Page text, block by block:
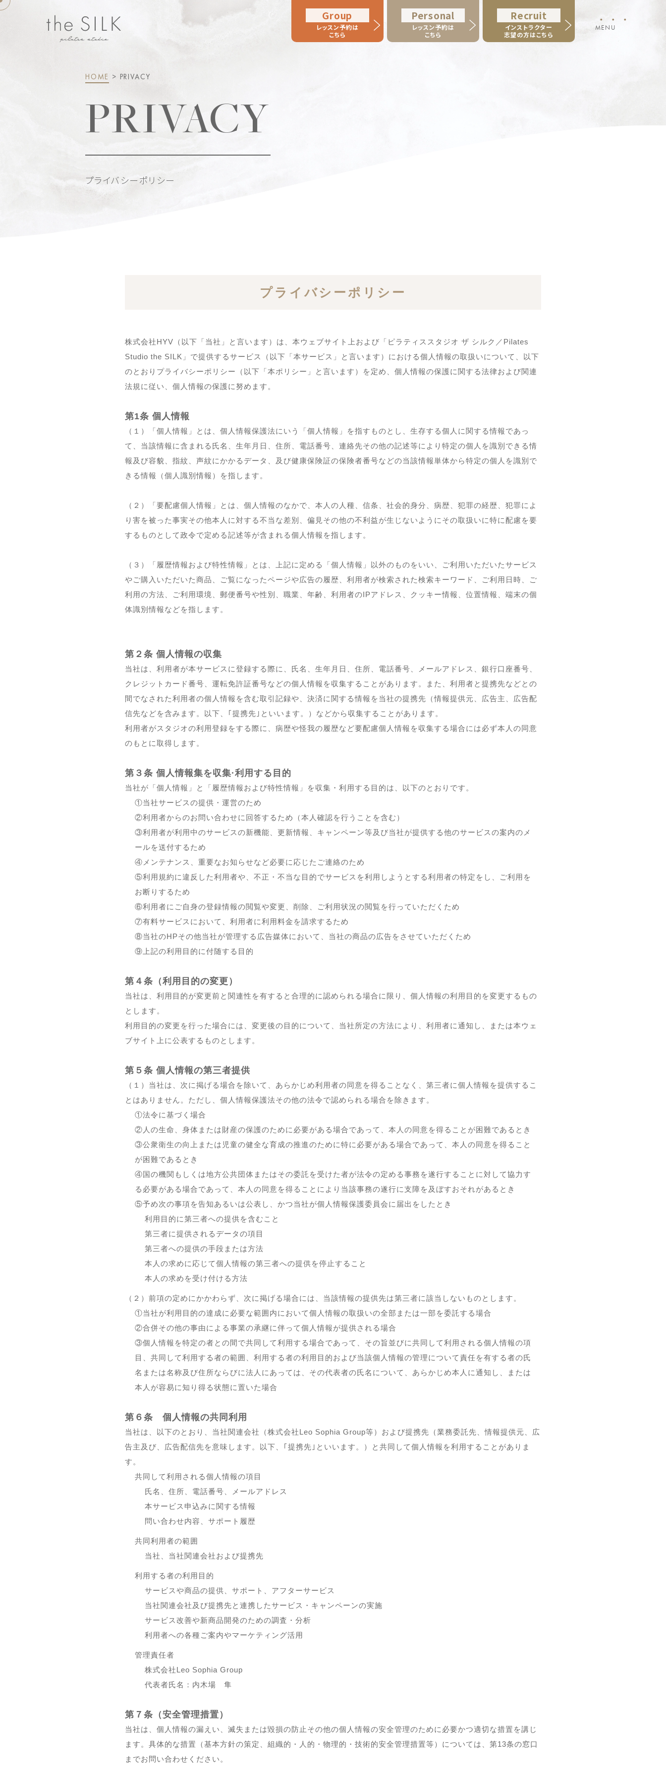
HOME > PRIVACY
PRIVACY
プライバシーポリシー
プライバシーポリシー
株式会社HYV（以下「当社」と言います）は、本ウェブサイト上および「ピラティススタジオ ザ シルク／Pilates
Studio the SILK」で提供するサービス（以下「本サービス」と言います）における個人情報の取扱いについて、以下
のとおりプライバシーポリシー（以下「本ポリシー」と言います）を定め、個人情報の保護に関する法律および関連
法規に従い、個人情報の保護に努めます。
第1条 個人情報
（１）「個人情報」とは、個人情報保護法にいう「個人情報」を指すものとし、生存する個人に関する情報であっ
て、当該情報に含まれる氏名、生年月日、住所、電話番号、連絡先その他の記述等により特定の個人を識別できる情
報及び容貌、指紋、声紋にかかるデータ、及び健康保険証の保険者番号などの当該情報単体から特定の個人を識別で
きる情報（個人識別情報）を指します。
（２）「要配慮個人情報」とは、個人情報のなかで、本人の人種、信条、社会的身分、病歴、犯罪の経歴、犯罪によ
り害を被った事実その他本人に対する不当な差別、偏見その他の不利益が生じないようにその取扱いに特に配慮を要
するものとして政令で定める記述等が含まれる個人情報を指します。
（３）「履歴情報および特性情報」とは、上記に定める「個人情報」以外のものをいい、ご利用いただいたサービス
やご購入いただいた商品、ご覧になったページや広告の履歴、利用者が検索された検索キーワード、ご利用日時、ご
利用の方法、ご利用環境、郵便番号や性別、職業、年齢、利用者のIPアドレス、クッキー情報、位置情報、端末の個
体識別情報などを指します。
第２条 個人情報の収集
当社は、利用者が本サービスに登録する際に、氏名、生年月日、住所、電話番号、メールアドレス、銀行口座番号、
クレジットカード番号、運転免許証番号などの個人情報を収集することがあります。また、利用者と提携先などとの
間でなされた利用者の個人情報を含む取引記録や、決済に関する情報を当社の提携先（情報提供元、広告主、広告配
信先などを含みます。以下、｢提携先｣といいます。）などから収集することがあります。
利用者がスタジオの利用登録をする際に、病歴や怪我の履歴など要配慮個人情報を収集する場合には必ず本人の同意
のもとに取得します。
第３条 個人情報集を収集·利用する目的
当社が「個人情報」と「履歴情報および特性情報」を収集・利用する目的は、以下のとおりです。
①当社サービスの提供・運営のため
②利用者からのお問い合わせに回答するため（本人確認を行うことを含む）
③利用者が利用中のサービスの新機能、更新情報、キャンペーン等及び当社が提供する他のサービスの案内のメ
ールを送付するため
④メンテナンス、重要なお知らせなど必要に応じたご連絡のため
⑤利用規約に違反した利用者や、不正・不当な目的でサービスを利用しようとする利用者の特定をし、ご利用を
お断りするため
⑥利用者にご自身の登録情報の閲覧や変更、削除、ご利用状況の閲覧を行っていただくため
⑦有料サービスにおいて、利用者に利用料金を請求するため
⑧当社のHPその他当社が管理する広告媒体において、当社の商品の広告をさせていただくため
⑨上記の利用目的に付随する目的
第４条（利用目的の変更）
当社は、利用目的が変更前と関連性を有すると合理的に認められる場合に限り、個人情報の利用目的を変更するもの
とします。
利用目的の変更を行った場合には、変更後の目的について、当社所定の方法により、利用者に通知し、または本ウェ
ブサイト上に公表するものとします。
第５条 個人情報の第三者提供
（１）当社は、次に掲げる場合を除いて、あらかじめ利用者の同意を得ることなく、第三者に個人情報を提供するこ
とはありません。ただし、個人情報保護法その他の法令で認められる場合を除きます。
①法令に基づく場合
②人の生命、身体または財産の保護のために必要がある場合であって、本人の同意を得ることが困難であるとき
③公衆衛生の向上または児童の健全な育成の推進のために特に必要がある場合であって、本人の同意を得ること
が困難であるとき
④国の機関もしくは地方公共団体またはその委託を受けた者が法令の定める事務を遂行することに対して協力す
る必要がある場合であって、本人の同意を得ることにより当該事務の遂行に支障を及ぼすおそれがあるとき
⑤予め次の事項を告知あるいは公表し、かつ当社が個人情報保護委員会に届出をしたとき
利用目的に第三者への提供を含むこと
第三者に提供されるデータの項目
第三者への提供の手段または方法
本人の求めに応じて個人情報の第三者への提供を停止すること
本人の求めを受け付ける方法
（２）前項の定めにかかわらず、次に掲げる場合には、当該情報の提供先は第三者に該当しないものとします。
①当社が利用目的の達成に必要な範囲内において個人情報の取扱いの全部または一部を委託する場合
②合併その他の事由による事業の承継に伴って個人情報が提供される場合
③個人情報を特定の者との間で共同して利用する場合であって、その旨並びに共同して利用される個人情報の項
目、共同して利用する者の範囲、利用する者の利用目的および当該個人情報の管理について責任を有する者の氏
名または名称及び住所ならびに法人にあっては、その代表者の氏名について、あらかじめ本人に通知し、または
本人が容易に知り得る状態に置いた場合
第６条 個人情報の共同利用
当社は、以下のとおり、当社関連会社（株式会社Leo Sophia Group等）および提携先（業務委託先、情報提供元、広
告主及び、広告配信先を意味します。以下、｢提携先｣といいます。）と共同して個人情報を利用することがありま
す。
共同して利用される個人情報の項目
氏名、住所、電話番号、メールアドレス
本サービス申込みに関する情報
問い合わせ内容、サポート履歴
共同利用者の範囲
当社、当社関連会社および提携先
利用する者の利用目的
サービスや商品の提供、サポート、アフターサービス
当社関連会社及び提携先と連携したサービス・キャンペーンの実施
サービス改善や新商品開発のための調査・分析
利用者への各種ご案内やマーケティング活用
管理責任者
株式会社Leo Sophia Group
代表者氏名：内木場 隼
第７条（安全管理措置）
当社は、個人情報の漏えい、滅失または毀損の防止その他の個人情報の安全管理のために必要かつ適切な措置を講じ
ます。具体的な措置（基本方針の策定、組織的・人的・物理的・技術的安全管理措置等）については、第13条の窓口
までお問い合わせください。
Group
レッスン予約は
こちら
Personal
レッスン予約は
こちら
Recruit
インストラクター
志望の方はこちら
・・・
MENU